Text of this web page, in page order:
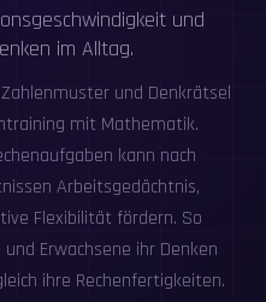
und
im Alltag.
und Denkrätsel
mit Mathematik.
kann nach
Arbeitsgedächtnis,
Flexibilität fördern. So
Erwachsene ihr Denken
ihre Rechenfertigkeiten.